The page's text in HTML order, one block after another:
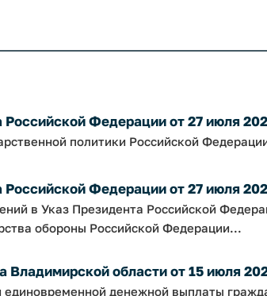
Российской Федерации от 27 июля
политики Российской
Российской Федерации от 27 июля
в Указ Президента Российской
обороны Российской Федерации...
Владимирской области от 15 июля
единовременной денежной выплаты